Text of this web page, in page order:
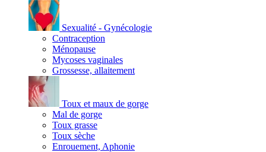
Sexualité - Gynécologie
Contraception
Ménopause
Mycoses vaginales
Grossesse, allaitement
Toux et maux de gorge
Mal de gorge
Toux grasse
Toux sèche
Enrouement, Aphonie